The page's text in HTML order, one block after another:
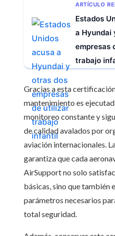
ARTÍCULO
Estados
a Hyundai
empresas
trabajo
Gracias a esta
mantenimiento es
monitoreo constante y
de calidad avalados por
aviación internacionales.
garantiza que cada
AirSupport no solo
básicas, sino que también
parámetros necesarios
total seguridad.